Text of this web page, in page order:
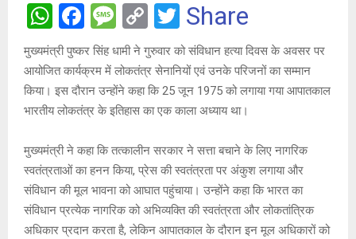
W
h
at
s
A
p
p
F
a
ce
b
o
o
k
M
es
s
a
g
e
C
o
py
Li
n
k
T
wi
tt
er
Share
मुख्यमंत्री पुष्कर सिंह धामी ने गुरुवार को संविधान हत्या दिवस के अवसर पर
आयोजित कार्यक्रम में लोकतंत्र सेनानियों एवं उनके परिजनों का सम्मान
किया। इस दौरान उन्होंने कहा कि 25 जून 1975 को लगाया गया आपातकाल
भारतीय लोकतंत्र के इतिहास का एक काला अध्याय था।
मुख्यमंत्री ने कहा कि तत्कालीन सरकार ने सत्ता बचाने के लिए नागरिक
स्वतंत्रताओं का हनन किया, प्रेस की स्वतंत्रता पर अंकुश लगाया और
संविधान की मूल भावना को आघात पहुंचाया। उन्होंने कहा कि भारत का
संविधान प्रत्येक नागरिक को अभिव्यक्ति की स्वतंत्रता और लोकतांत्रिक
अधिकार प्रदान करता है, लेकिन आपातकाल के दौरान इन मूल अधिकारों को